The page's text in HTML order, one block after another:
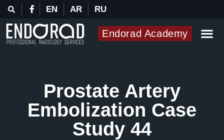
RU
AR
EN
Endorad Academy
Prostate Artery
Embolization Case
Study 44